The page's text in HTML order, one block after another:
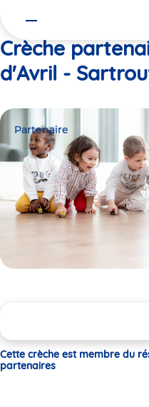
Crèche
d'Avril -
Partenaire
Cette crèche est membre du
partenaires